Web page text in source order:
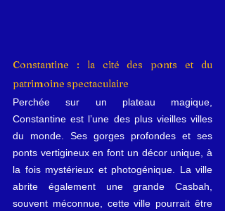
Constantine : la cité des ponts et du
patrimoine spectaculaire
Perchée sur un plateau magique,
Constantine est l’une des plus vieilles villes
du monde. Ses gorges profondes et ses
ponts vertigineux en font un décor unique, à
la fois mystérieux et photogénique. La ville
abrite également une grande Casbah,
souvent méconnue, cette ville pourrait être